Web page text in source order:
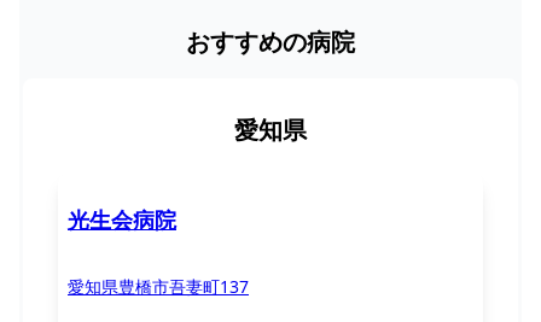
おすすめの病院
愛知県
光生会病院
愛知県豊橋市吾妻町137